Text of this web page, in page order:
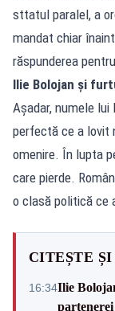
sttatul paralel, a
mandat chiar
răspunderea
Ilie Bolojan și
Așadar, numele
perfectă ce a lovit
omenire. În lupta
care pierde.
o clasă politică ce
CITEȘTE ȘI
16:34Ilie
partenerei